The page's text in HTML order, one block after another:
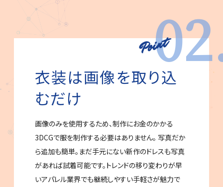
衣装は画像を取り込
むだけ
画像のみを使用するため、制作にお金のかかる
3DCGで服を制作する必要はありません。 写真だか
ら追加も簡単。まだ手元にない新作のドレスも写真
があれば試着可能です。トレンドの移り変わりが早
いアパレル業界でも継続しやすい手軽さが魅力で